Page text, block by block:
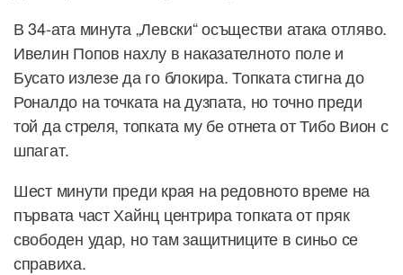
В 34-ата минута „Левски“ осъществи атака отляво.
Ивелин Попов нахлу в наказателното поле и
Бусато излезе да го блокира. Топката стигна до
Роналдо на точката на дузпата, но точно преди
той да стреля, топката му бе отнета от Тибо Вион с
шпагат.
Шест минути преди края на редовното време на
първата част Хайнц центрира топката от пряк
свободен удар, но там защитниците в синьо се
справиха.